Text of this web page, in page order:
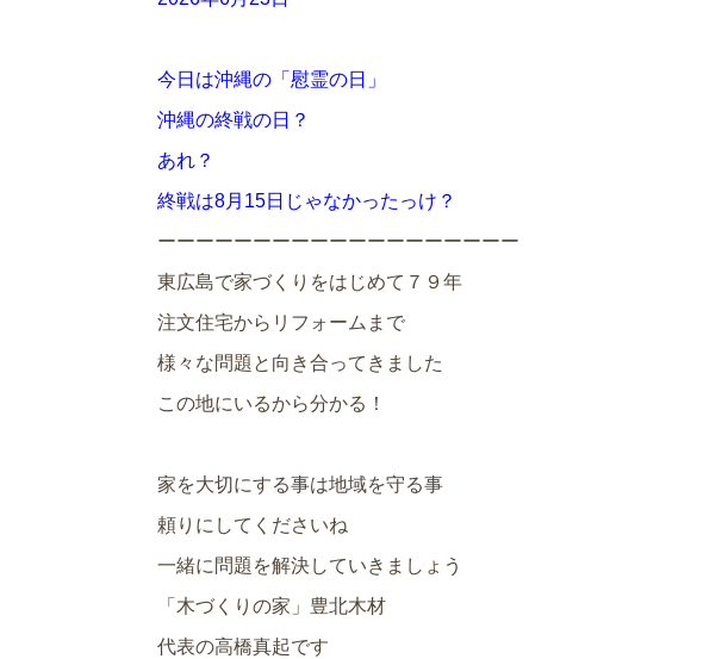
今日は沖縄の「慰霊の日」
沖縄の終戦の日？
あれ？
終戦は8月15日じゃなかったっけ？
ーーーーーーーーーーーーーーーーーーー
東広島で家づくりをはじめて７９年
注文住宅からリフォームまで
様々な問題と向き合ってきました
この地にいるから分かる！
家を大切にする事は地域を守る事
頼りにしてくださいね
一緒に問題を解決していきましょう
「木づくりの家」豊北木材
代表の高橋真起です